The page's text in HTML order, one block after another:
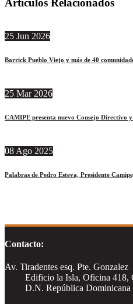
Artículos Relacionados
25 Jun 2026
Barrick Pueblo Viejo y más de 40
25 Mar 2026
CAMIPE presenta nuevo Consejo Directivo
08 Ago 2025
Palabras de Pedro Esteva, Presidente
Contacto:
Av. Tiradentes esq. Pte. Gonzalez
Edificio la Isla, Oficina 418,
D.N. República Dominicana